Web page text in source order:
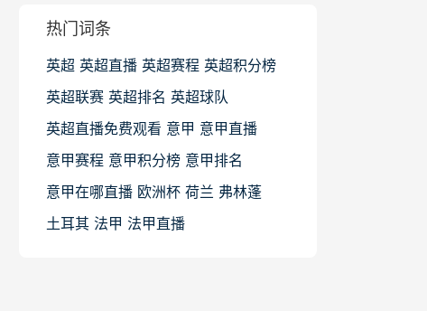
热门词条
英超 英超直播 英超赛程 英超积分榜
英超联赛 英超排名 英超球队
英超直播免费观看 意甲 意甲直播
意甲赛程 意甲积分榜 意甲排名
意甲在哪直播 欧洲杯 荷兰 弗林蓬
土耳其 法甲 法甲直播